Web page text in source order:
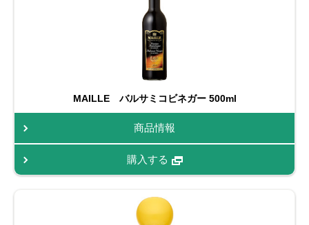
MAILLE バルサミコビネガー 500ml
商品情報
購入する